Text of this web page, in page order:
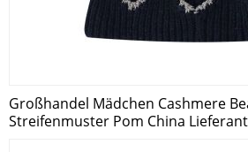
Großhandel Mädchen Cashmere
Streifenmuster Pom China Lieferant